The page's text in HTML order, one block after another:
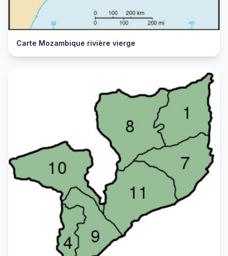
Carte Mozambique rivière vierge